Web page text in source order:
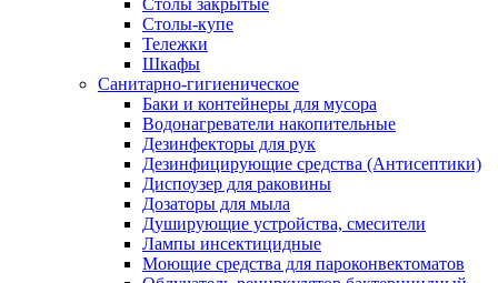
Столы закрытые
Столы-купе
Тележки
Шкафы
Санитарно-гигиеническое
Баки и контейнеры для мусора
Водонагреватели накопительные
Дезинфекторы для рук
Дезинфицирующие средства (Антисептики)
Диспоузер для раковины
Дозаторы для мыла
Душирующие устройства, смесители
Лампы инсектицидные
Моющие средства для пароконвектоматов